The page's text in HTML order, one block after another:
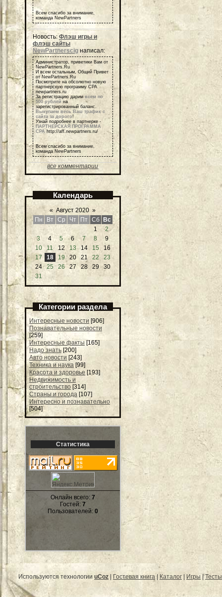
Всем спасибо за внимание,
команда NewPartners
Новость: Флэш игры и
флэш сайты
NewPartnerscig написал:
Администратор, приветики Вам от
NewPartners.Ru
И всем остальным, Общий Привет
от NewPartners.Ru
Посмотрите на обсолютно новую
партнерскую программу СРА
newpartners.ru
За регистрацию дарим всем по
500 рублей на
зарегистрированный баланс.
Выкупаем весь Ваш трафик с
сайта за дорого!
Узнай подробнее в партнерке -
ПАРТНЕРСКАЯ ПРОГРАММА
СРА http://aff.newpartners.ru/
Всем спасибо за внимание,
команда NewPartners
все комментарии
Календарь
« Август 2020 »
Пн
Вт Ср Чт Пт Сб Вс
1
2
3
4 5 6 7 8
9
10
11 12 13 14 15
16
17
18 19 20 21 22
23
24
25 26 27 28 29
30
31
Категории раздела
Интересные новости [906]
Познавательные новости
[259]
Интересные факты [165]
Надо знать [200]
Авто новости [243]
Техника и наука [99]
Красота и здоровье [193]
Недвижимость и
строительство [314]
Страны и города [107]
Интересно и познавательно
[504]
Статистика
Онлайн всего: 7
Гостей: 7
Пользователей: 0
Используются технологии uCoz | Гостевая книга | Каталог | Игры |Тесты